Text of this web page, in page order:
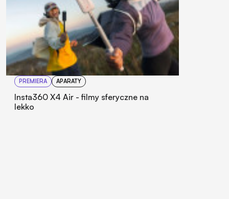
PREMIERA APARATY
Insta360 X4 Air - filmy sferyczne na
lekko